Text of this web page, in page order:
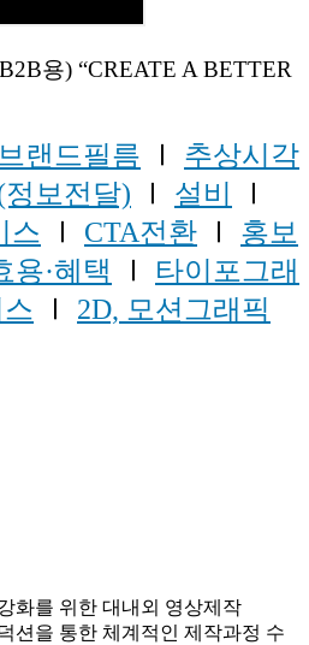
용) “CREATE A BETTER
브랜드필름 Ⅰ 추상시각
보전달) Ⅰ 설비
Ⅰ
스 Ⅰ CTA전환 Ⅰ 홍보
용·혜택 Ⅰ 타이포그래
Ⅰ 2D, 모션그래픽
화를 위한 대내외 영상제작
션을 통한 체계적인 제작과정 수